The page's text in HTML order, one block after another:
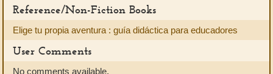
Reference/Non-Fiction Books
Elige tu propia aventura : guía didáctica para educadores
User Comments
No comments available.